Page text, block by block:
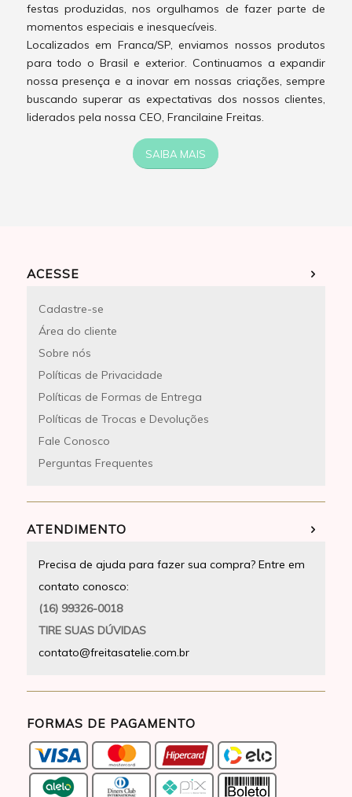
festas produzidas, nos orgulhamos de fazer parte de
momentos especiais e inesquecíveis.
Localizados em Franca/SP, enviamos nossos produtos
para todo o Brasil e exterior. Continuamos a expandir
nossa presença e a inovar em nossas criações, sempre
buscando superar as expectativas dos nossos clientes,
liderados pela nossa CEO, Francilaine Freitas.
SAIBA MAIS
ACESSE
Cadastre-se
Área do cliente
Sobre nós
Políticas de Privacidade
Políticas de Formas de Entrega
Políticas de Trocas e Devoluções
Fale Conosco
Perguntas Frequentes
ATENDIMENTO
Precisa de ajuda para fazer sua compra? Entre em
contato conosco:
(16) 99326-0018
TIRE SUAS DÚVIDAS
contato@freitasatelie.com.br
FORMAS DE PAGAMENTO